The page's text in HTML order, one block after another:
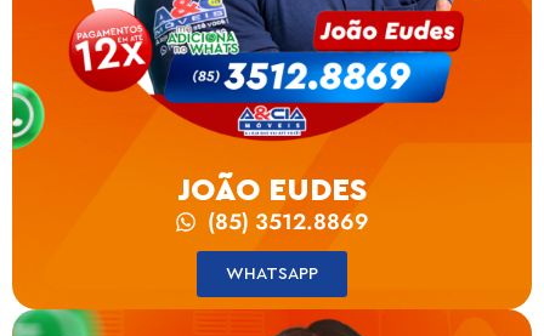
JOÃO EUDES
(85) 3512.8869
WHATSAPP